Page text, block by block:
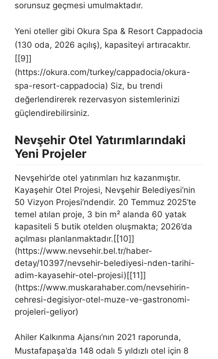
sorunsuz geçmesi umulmaktadır.
Yeni oteller gibi Okura Spa & Resort Cappadocia
(130 oda, 2026 açılış), kapasiteyi artıracaktır.
[[9]]
(https://okura.com/turkey/cappadocia/okura-
spa-resort-cappadocia) Siz, bu trendi
değerlendirerek rezervasyon sistemlerinizi
güçlendirebilirsiniz.
Nevşehir Otel Yatırımlarındaki
Yeni Projeler
Nevşehir’de otel yatırımları hız kazanmıştır.
Kayaşehir Otel Projesi, Nevşehir Belediyesi’nin
50 Vizyon Projesi’ndendir. 20 Temmuz 2025’te
temel atılan proje, 3 bin m² alanda 60 yatak
kapasiteli 5 butik otelden oluşmakta; 2026’da
açılması planlanmaktadır.[[10]]
(https://www.nevsehir.bel.tr/haber-
detay/10397/nevsehir-belediyesi-nden-tarihi-
adim-kayasehir-otel-projesi)[[11]]
(https://www.muskarahaber.com/nevsehirin-
cehresi-degisiyor-otel-muze-ve-gastronomi-
projeleri-geliyor)
Ahiler Kalkınma Ajansı’nın 2021 raporunda,
Mustafapaşa’da 148 odalı 5 yıldızlı otel için 8